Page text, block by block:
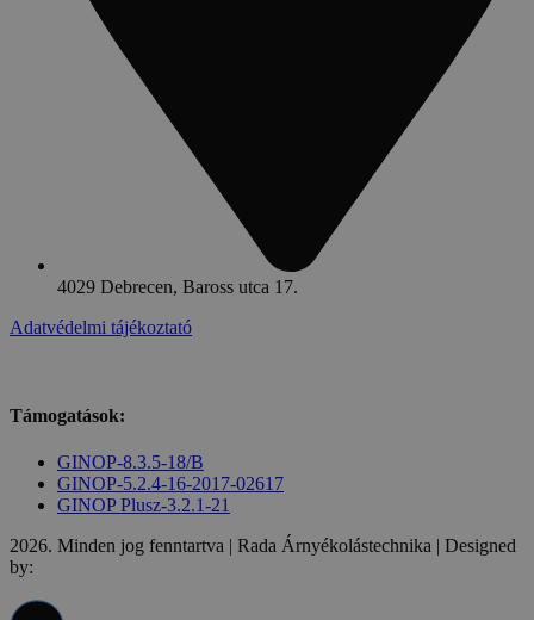
4029 Debrecen, Baross utca 17.
Adatvédelmi tájékoztató
Támogatások:
GINOP-8.3.5-18/B
GINOP-5.2.4-16-2017-02617
GINOP Plusz-3.2.1-21
2026. Minden jog fenntartva | Rada Árnyékolástechnika | Designed
by: